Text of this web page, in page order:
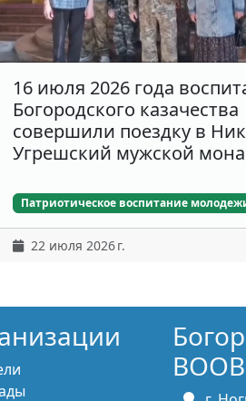
16 июля 2026 года
Богородского казачества
совершили поездку в
Угрешский мужской
Патриотическое воспитание
22 июля 2026 г.
ВООВ